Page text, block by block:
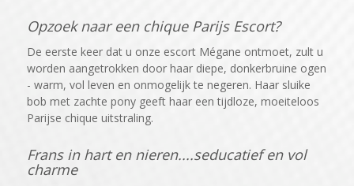
Opzoek naar een chique Parijs Escort?
De eerste keer dat u onze escort Mégane ontmoet, zult u
worden aangetrokken door haar diepe, donkerbruine ogen
- warm, vol leven en onmogelijk te negeren. Haar sluike
bob met zachte pony geeft haar een tijdloze, moeiteloos
Parijse chique uitstraling.
Frans in hart en nieren....seducatief en vol
charme